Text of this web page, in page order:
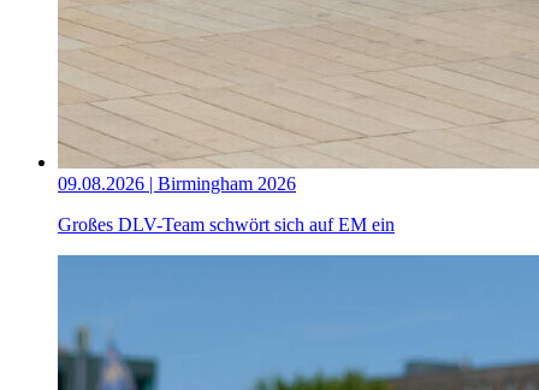
09.08.2026 | Birmingham 2026
Großes DLV-Team schwört sich auf EM ein